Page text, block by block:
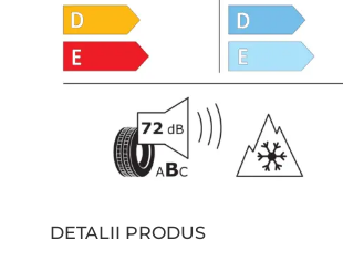
DETALII PRODUS